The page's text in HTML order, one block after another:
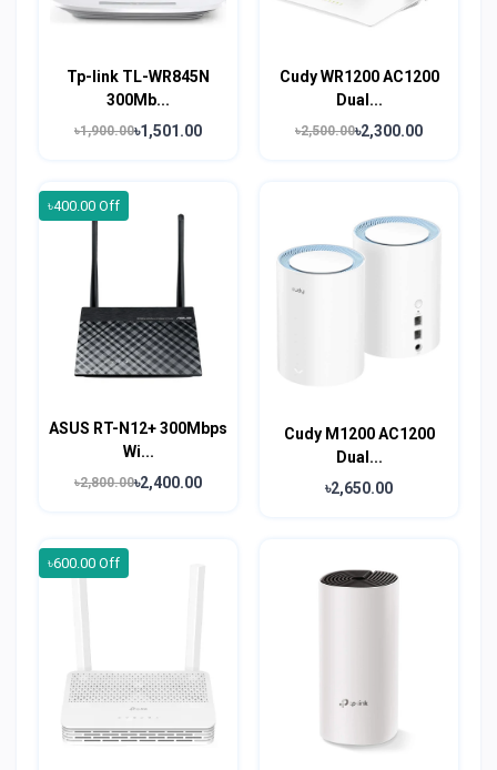
Tp-link TL-WR845N
300Mb...
৳1,900.00৳1,501.00
Cudy WR1200 AC1200
Dual...
৳2,500.00৳2,300.00
৳400.00 Off
ASUS RT-N12+ 300Mbps
Wi...
৳2,800.00৳2,400.00
Cudy M1200 AC1200
Dual...
৳2,650.00
৳600.00 Off